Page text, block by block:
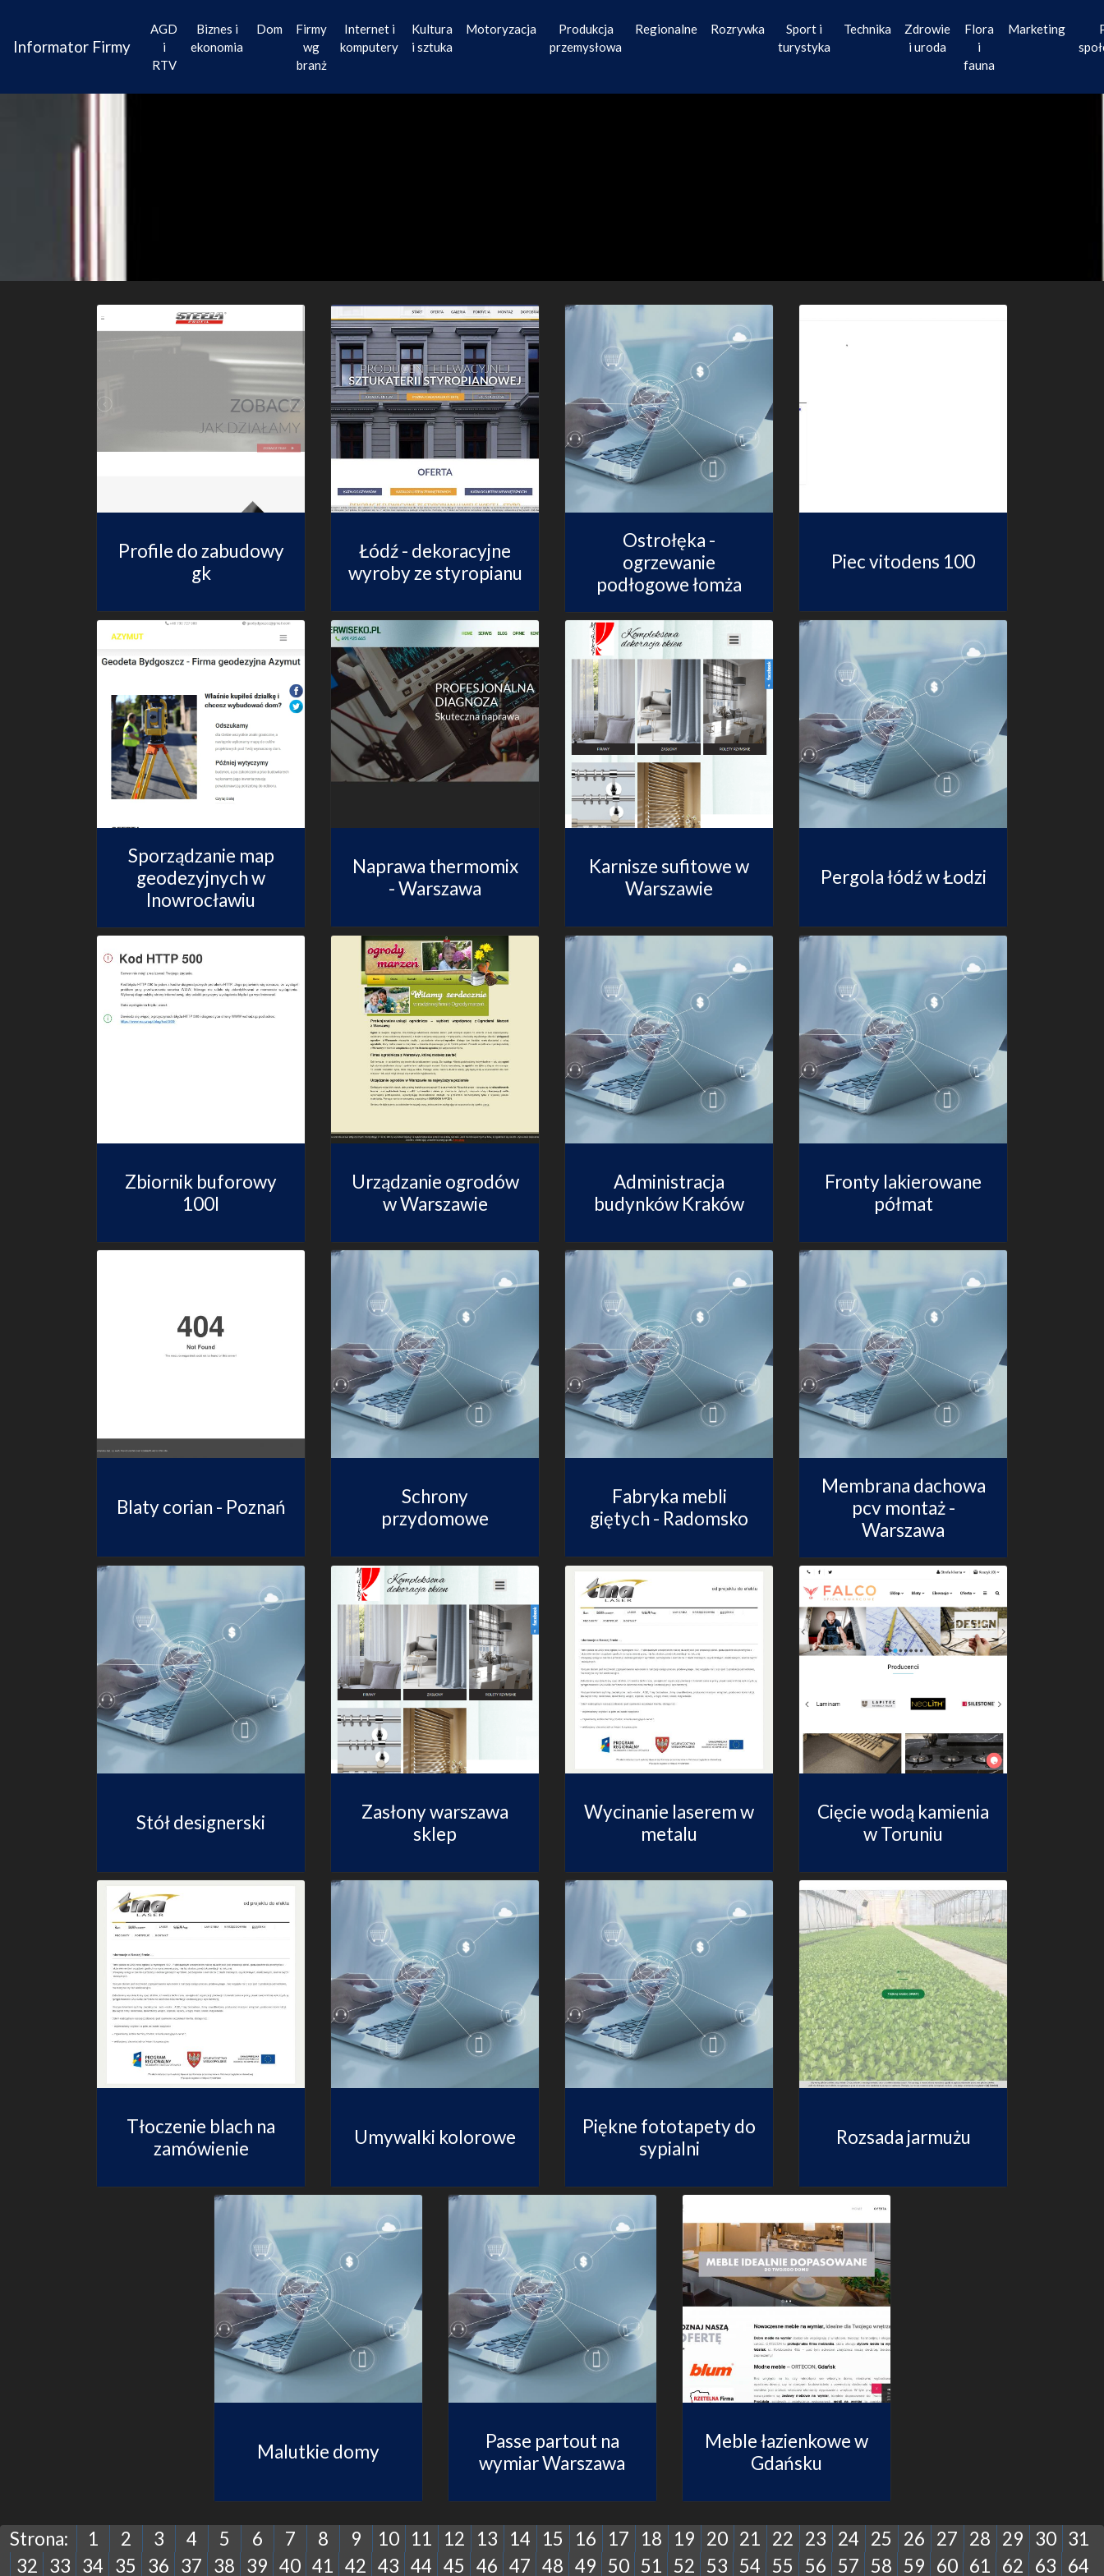
Informator Firmy
AGD
i
RTV
Biznes i
ekonomia
Dom
Firmy
wg
branż
Internet i
komputery
Kultura
i sztuka
Motoryzacja
Produkcja
przemysłowa
Regionalne Rozrywka
Sport i
turystyka
Technika
Zdrowie
i uroda
Flora
i
fauna
Marketing
Profile do zabudowy
gk
Łódź - dekoracyjne
wyroby ze styropianu
Ostrołęka -
ogrzewanie
podłogowe łomża
Piec vitodens 100
Sporządzanie map
geodezyjnych w
Inowrocławiu
Naprawa thermomix
- Warszawa
Karnisze sufitowe w
Warszawie
Pergola łódź w Łodzi
Zbiornik buforowy
100l
Urządzanie ogrodów
w Warszawie
Administracja
budynków Kraków
Fronty lakierowane
półmat
Blaty corian - Poznań
Schrony
przydomowe
Fabryka mebli
giętych - Radomsko
Membrana dachowa
pcv montaż -
Warszawa
Stół designerski
Zasłony warszawa
sklep
Wycinanie laserem w
metalu
Cięcie wodą kamienia
w Toruniu
Tłoczenie blach na
zamówienie
Umywalki kolorowe
Piękne fototapety do
sypialni
Rozsada jarmużu
Malutkie domy
Passe partout na
wymiar Warszawa
Meble łazienkowe w
Gdańsku
Strona: 1 2 3 4 5 6 7 8 9 10 11 12 13 14 15 16 17 18 19 20 21 22 23 24 25 26 27 28 29 30 31
32 33 34 35 36 37 38 39 40 41 42 43 44 45 46 47 48 49 50 51 52 53 54 55 56 57 58 59 60 61 62 63 64